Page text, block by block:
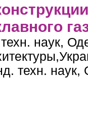
наук,
техн. наук,